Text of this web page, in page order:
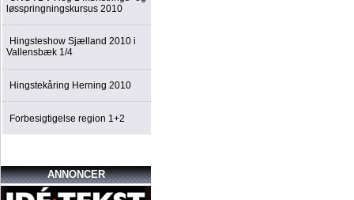
løsspringningskursus 2010
Hingsteshow Sjælland 2010 i
Vallensbæk 1/4
Hingstekåring Herning 2010
Forbesigtigelse region 1+2
ANNONCER